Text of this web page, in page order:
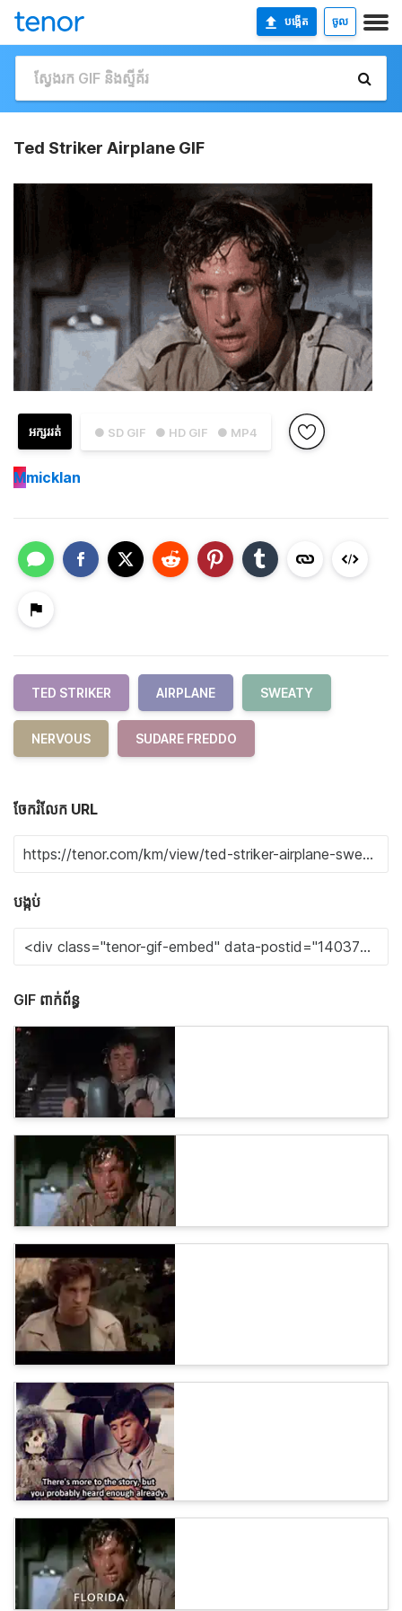
បង្កើត ចូល
Ted Striker Airplane GIF
● SD GIF ● HD GIF ● MP4
អក្សររត់
Mmicklan
TED STRIKER AIRPLANE SWEATY
NERVOUS SUDARE FREDDO
ចែករំលែក URL
បង្កប់
GIF ពាក់ព័ន្ធ